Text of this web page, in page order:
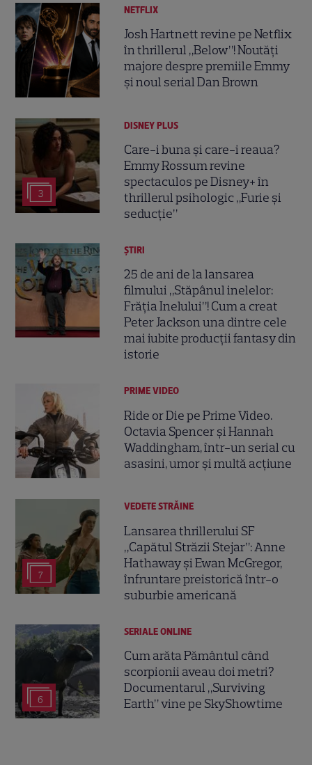
NETFLIX
Josh Hartnett revine pe Netflix
în thrillerul „Below”! Noutăți
majore despre premiile Emmy
și noul serial Dan Brown
3
DISNEY PLUS
Care-i buna și care-i reaua?
Emmy Rossum revine
spectaculos pe Disney+ în
thrillerul psihologic „Furie și
seducție”
ȘTIRI
25 de ani de la lansarea
filmului „Stăpânul inelelor:
Frăția Inelului”! Cum a creat
Peter Jackson una dintre cele
mai iubite producții fantasy din
istorie
PRIME VIDEO
Ride or Die pe Prime Video.
Octavia Spencer și Hannah
Waddingham, într-un serial cu
asasini, umor și multă acțiune
7
VEDETE STRĂINE
Lansarea thrillerului SF
„Capătul Străzii Stejar”: Anne
Hathaway și Ewan McGregor,
înfruntare preistorică într-o
suburbie americană
6
SERIALE ONLINE
Cum arăta Pământul când
scorpionii aveau doi metri?
Documentarul „Surviving
Earth” vine pe SkyShowtime